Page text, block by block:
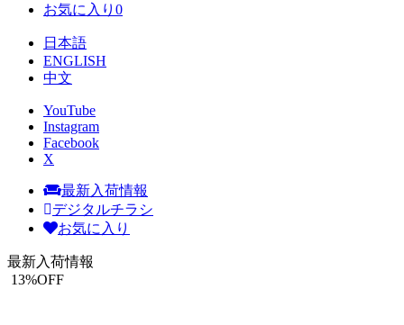
お気に入り 0
日本語
ENGLISH
中文
YouTube
Instagram
Facebook
X
最新入荷情報
デジタルチラシ
お気に入り
最新入荷情報
13%OFF